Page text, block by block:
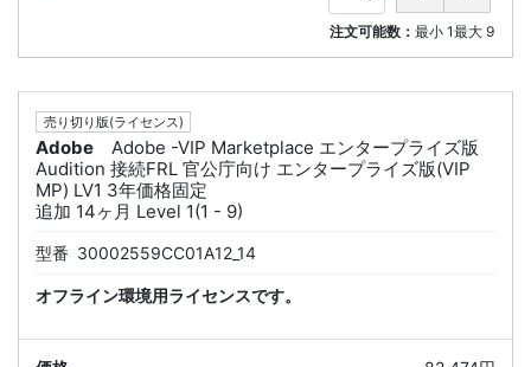
注文可能数：最小 1最大 9
売り切り版(ライセンス)
Adobe
Adobe -VIP Marketplace エンタープライズ版
Audition 接続FRL 官公庁向け エンタープライズ版(VIP
MP) LV1 3年価格固定
追加 14ヶ月 Level 1(1 - 9)
型番 30002559CC01A12_14
オフライン環境用ライセンスです。